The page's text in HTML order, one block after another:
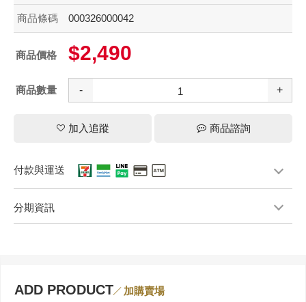
商品條碼 000326000042
商品價格 $2,490
商品數量 - +
加入追蹤 商品諮詢
付款與運送
分期資訊
ADD PRODUCT 加購賣場